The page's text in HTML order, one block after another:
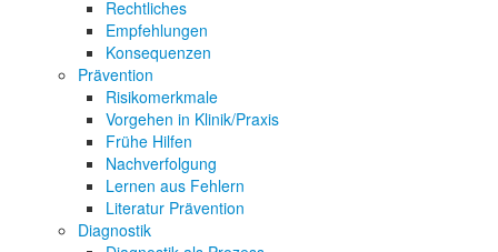
Rechtliches
Empfehlungen
Konsequenzen
Prävention
Risikomerkmale
Vorgehen in Klinik/Praxis
Frühe Hilfen
Nachverfolgung
Lernen aus Fehlern
Literatur Prävention
Diagnostik